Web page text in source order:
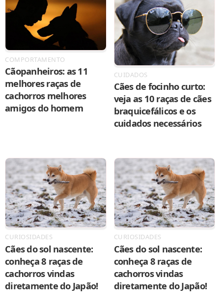
COMPORTAMENTO
Cãopanheiros: as 11
melhores raças de
cachorros melhores
amigos do homem
CUIDADOS
Cães de focinho curto:
veja as 10 raças de cães
braquicefálicos e os
cuidados necessários
CURIOSIDADES
Cães do sol nascente:
conheça 8 raças de
cachorros vindas
diretamente do Japão!
CURIOSIDADES
Cães do sol nascente:
conheça 8 raças de
cachorros vindas
diretamente do Japão!